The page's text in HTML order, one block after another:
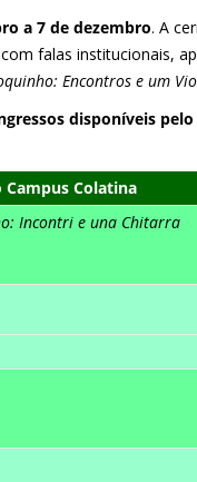
a 7 de dezembro. A
falas institucionais,
Encontros e um
disponíveis
Colatina
Incontri e una Chitarra